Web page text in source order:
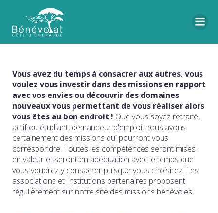
Vous avez du temps à consacrer aux autres, vous
voulez vous investir dans des missions en rapport
avec vos envies ou découvrir des domaines
nouveaux vous permettant de vous réaliser alors
vous êtes au bon endroit ! Que vous soyez retraité,
actif ou étudiant, demandeur d'emploi, nous avons
certainement des missions qui pourront vous
correspondre. Toutes les compétences seront mises
en valeur et seront en adéquation avec le temps que
vous voudrez y consacrer puisque vous choisirez. Les
associations et Institutions partenaires proposent
régulièrement sur notre site des missions bénévoles.